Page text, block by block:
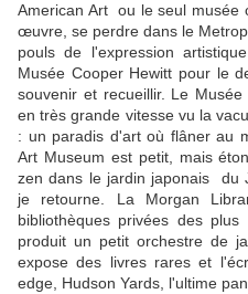
American Art ou le seul musée
œuvre, se perdre dans le
pouls de l'expression
Musée Cooper Hewitt pour le
souvenir et recueillir. Le
en très grande vitesse vu la
: un paradis d'art où flâner au
Art Museum est petit, mais
zen dans le jardin japonais du
je retourne. La Morgan
bibliothèques privées des
produit un petit orchestre de
expose des livres rares et
edge, Hudson Yards, l'ultime